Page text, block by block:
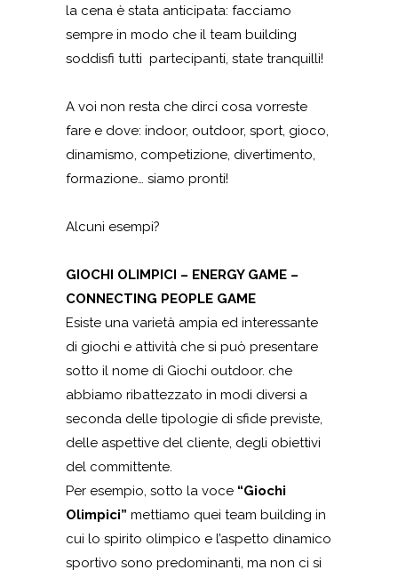
la cena è stata anticipata: facciamo
sempre in modo che il team building
soddisfi tutti partecipanti, state tranquilli!
A voi non resta che dirci cosa vorreste
fare e dove: indoor, outdoor, sport, gioco,
dinamismo, competizione, divertimento,
formazione… siamo pronti!
Alcuni esempi?
GIOCHI OLIMPICI – ENERGY GAME –
CONNECTING PEOPLE GAME
Esiste una varietà ampia ed interessante
di giochi e attività che si può presentare
sotto il nome di Giochi outdoor. che
abbiamo ribattezzato in modi diversi a
seconda delle tipologie di sfide previste,
delle aspettive del cliente, degli obiettivi
del committente.
Per esempio, sotto la voce “Giochi
Olimpici” mettiamo quei team building in
cui lo spirito olimpico e l’aspetto dinamico
sportivo sono predominanti, ma non ci si